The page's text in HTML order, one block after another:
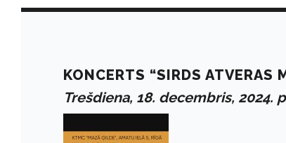
KONCERTS “SIRDS ATVERAS
Trešdiena, 18. decembris, 2024.